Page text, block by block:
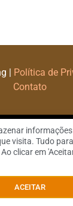
| Política de
Contato
visita. Tudo
clicar em
ACEITAR